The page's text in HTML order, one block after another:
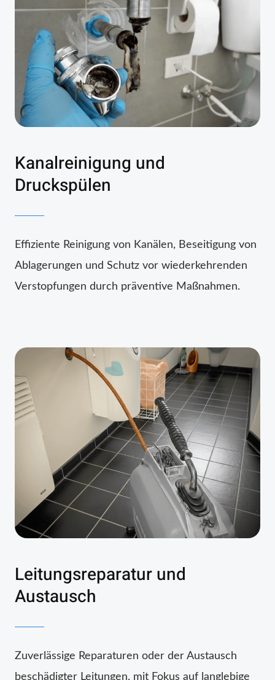
Kanalreinigung und
Druckspülen
Effiziente Reinigung von Kanälen, Beseitigung von
Ablagerungen und Schutz vor wiederkehrenden
Verstopfungen durch präventive Maßnahmen.
Leitungsreparatur und
Austausch
Zuverlässige Reparaturen oder der Austausch
beschädigter Leitungen, mit Fokus auf langlebige